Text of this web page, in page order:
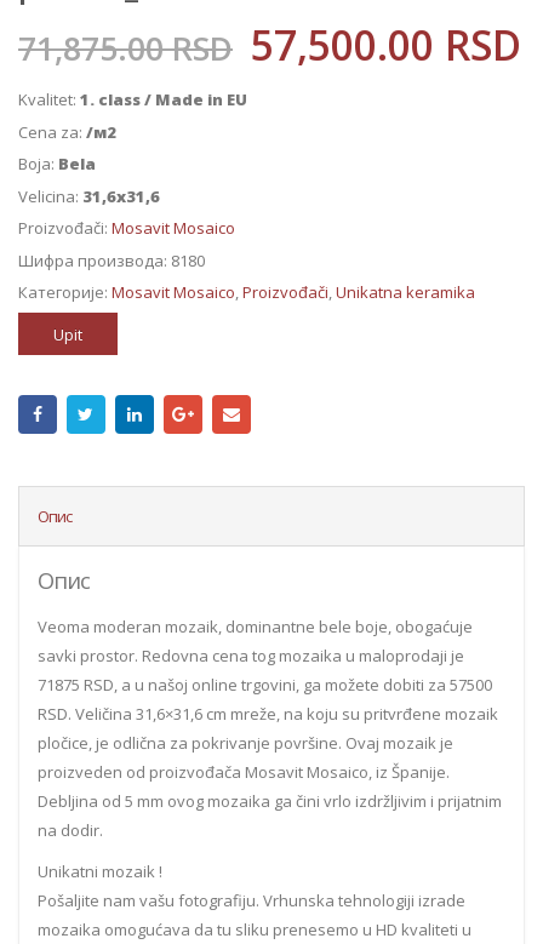
71,875.00RSD 57,500.00 RSD
Kvalitet: 1. class / Made in EU
Cena za: /м2
Boja: Bela
Velicina: 31,6x31,6
Proizvođači: Mosavit Mosaico
Шифра производа: 8180
Категорије: Mosavit Mosaico,Proizvođači,Unikatna keramika
Upit
Опис
Опис
Veoma moderan mozaik, dominantne bele boje, obogaćuje
savki prostor. Redovna cena tog mozaika u maloprodaji je
71875 RSD, a u našoj online trgovini, ga možete dobiti za 57500
RSD. Veličina 31,6×31,6 cm mreže, na koju su pritvrđene mozaik
pločice, je odlična za pokrivanje površine. Ovaj mozaik je
proizveden od proizvođača Mosavit Mosaico, iz Španije.
Debljina od 5 mm ovog mozaika ga čini vrlo izdržljivim i prijatnim
na dodir.
Unikatni mozaik !
Pošaljite nam vašu fotografiju. Vrhunska tehnologiji izrade
mozaika omogućava da tu sliku prenesemo u HD kvaliteti u